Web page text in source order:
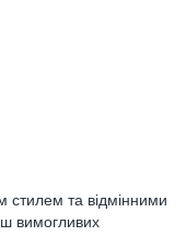
стилем та відмінними
вимогливих